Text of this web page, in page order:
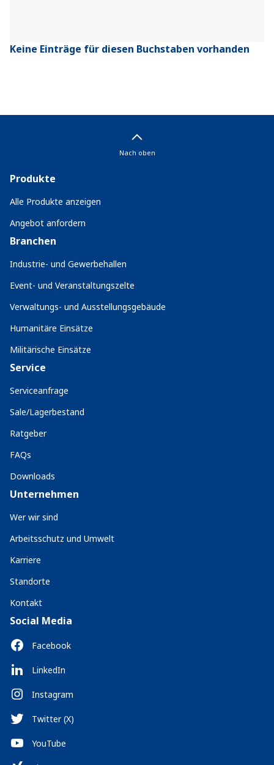
Keine Einträge für diesen Buchstaben vorhanden
Nach oben
Produkte
Alle Produkte anzeigen
Angebot anfordern
Branchen
Industrie- und Gewerbehallen
Event- und Veranstaltungszelte
Verwaltungs- und Ausstellungsgebäude
Humanitäre Einsätze
Militärische Einsätze
Service
Serviceanfrage
Sale/Lagerbestand
Ratgeber
FAQs
Downloads
Unternehmen
Wer wir sind
Arbeitsschutz und Umwelt
Karriere
Standorte
Kontakt
Social Media
Facebook
LinkedIn
Instagram
Twitter (X)
YouTube